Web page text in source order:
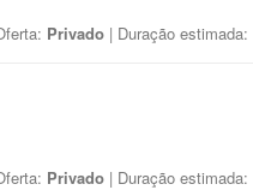
Privado | Duração estimada:
Privado | Duração estimada: